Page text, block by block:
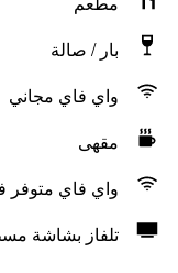
بار / صالة
واي فاي مجاني
مقهى
واي فاي متوفر
تلفاز بشاشة